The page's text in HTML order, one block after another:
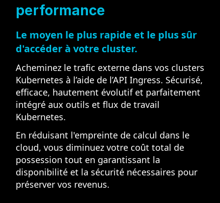
performance
Le moyen le plus rapide et le plus sûr
d'accéder à votre cluster.
Acheminez le trafic externe dans vos clusters
Kubernetes à l’aide de l’API Ingress. Sécurisé,
efficace, hautement évolutif et parfaitement
intégré aux outils et flux de travail
Kubernetes.
En réduisant l'empreinte de calcul dans le
cloud, vous diminuez votre coût total de
possession tout en garantissant la
disponibilité et la sécurité nécessaires pour
préserver vos revenus.